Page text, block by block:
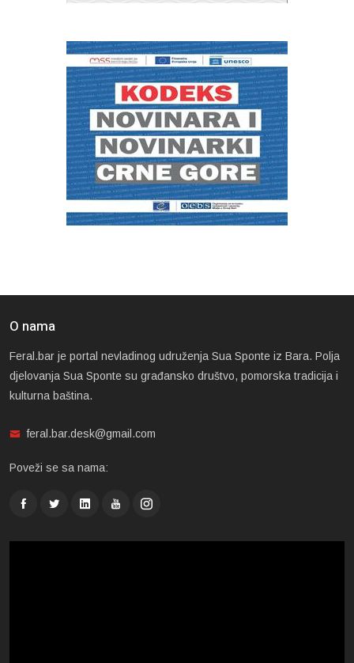
O nama
Feral.bar je portal nevladinog udruženja Sua Sponte iz Bara. Polja
djelovanja Sua Sponte su građansko društvo, pomorska tradicija i
kulturna baština.
feral.bar.desk@gmail.com
Poveži se sa nama: